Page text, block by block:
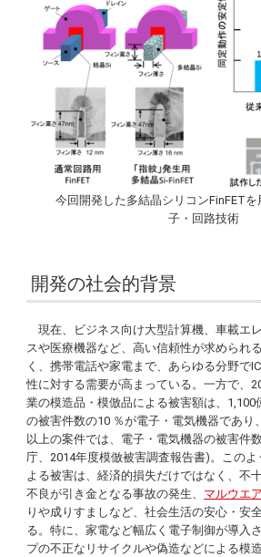
今回開発した多結晶シリコンFinFET
子・回路技術
開発の社会的背景
現在、ビジネス向け大型計算機、車載エ
スや医療機器など、高い信頼性が求められ
く、携帯電話や家電まで、あらゆる分野で
性に対する需要が高まっている。一方で、
業の模造品・模倣品による被害額は、1,100
の被害件数の10 ％が電子・電気機器であり
以上の案件では、電子・電気機器の被害件
庁、2014年度模倣被害調査報告書)。この
よる被害は、経済的損失だけではなく、不
不良が引き金となる事故の発生、 マルウエ
りや成りすましなど、社会生活の安心・安
る。特に、家電など幅広く電子制御が導入
プの不正なリサイクルや偽造などによる模